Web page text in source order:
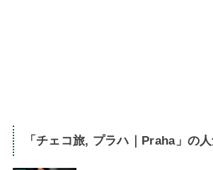
「チェコ旅, プラハ｜Praha」の